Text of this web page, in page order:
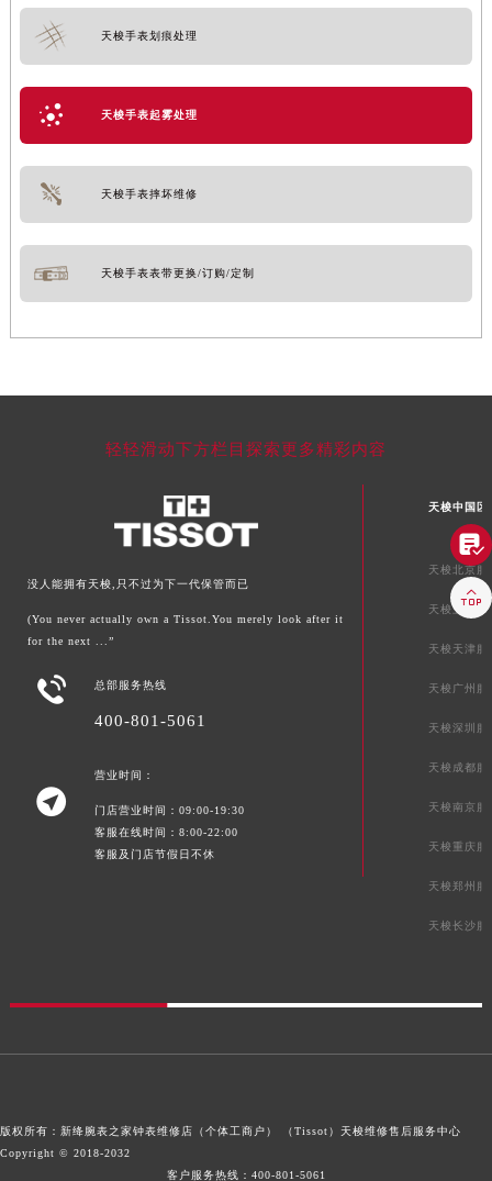
天梭手表划痕处理
天梭手表起雾处理
天梭手表摔坏维修
天梭手表表带更换/订购/定制
轻轻滑动下方栏目探索更多精彩内容
没人能拥有天梭,只不过为下一代保管而已
(You never actually own a Tissot.You merely look after it
for the next ...”
 总部服务热线
400-801-5061

营业时间：
门店营业时间：09:00-19:30
客服在线时间：8:00-22:00
客服及门店节假日不休
天梭中国区
天梭北京服
天梭上海服
天梭天津服
天梭广州服
天梭深圳服
天梭成都服
天梭南京服
天梭重庆服
天梭郑州服
天梭长沙服
版权所有：新绛腕表之家钟表维修店（个体工商户） （Tissot） 天梭维修售后服务中心
Copyright © 2018-2032
客户服务热线： 400-801-5061

